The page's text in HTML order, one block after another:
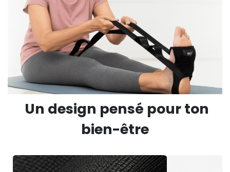
Un design pensé pour ton
bien-être